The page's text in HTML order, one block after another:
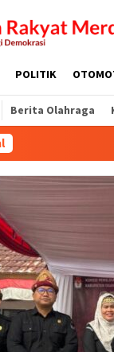
POLITIK
Berita Olahraga